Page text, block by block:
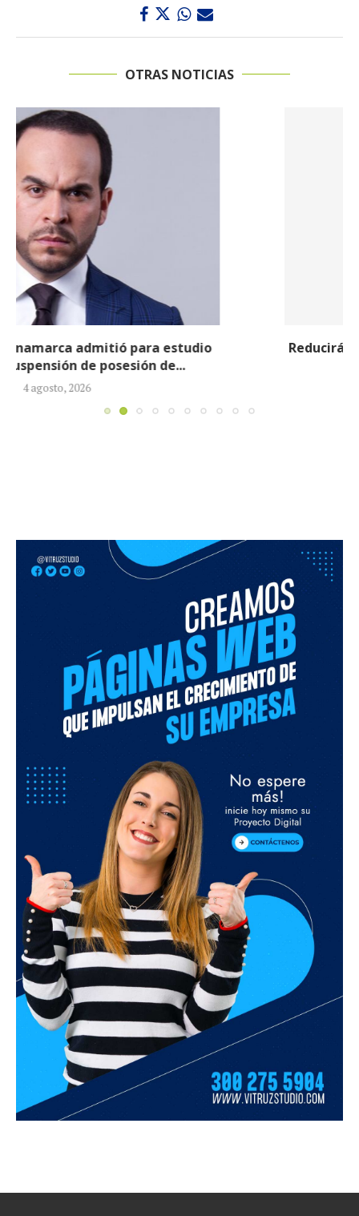
OTRAS NOTICIAS
Reducirán afiliados de la Nueva EPS: propuesta de
la ministra de Salud...